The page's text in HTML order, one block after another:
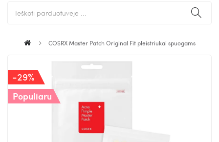
COSRX Master Patch Original Fit pleistriukai spuogams
-29%
Populiaru